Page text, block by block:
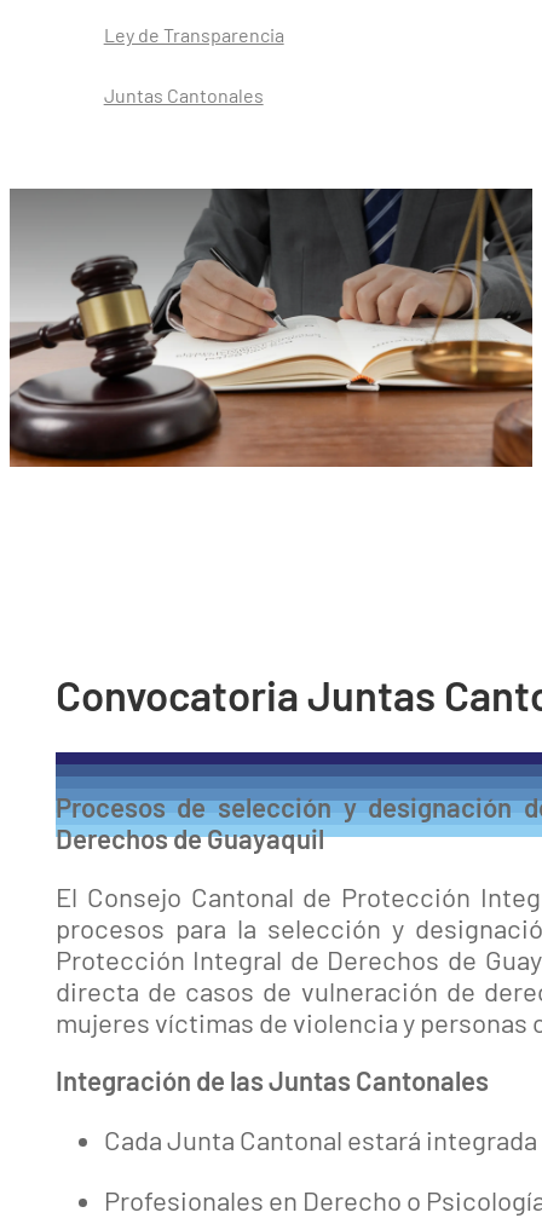
Ley de Transparencia
Juntas Cantonales
Convocatoria Juntas
Procesos de selección y designación
Derechos de Guayaquil
El Consejo Cantonal de Protección
procesos para la selección y
Protección Integral de Derechos de
directa de casos de vulneración de
mujeres víctimas de violencia y personas
Integración de las Juntas Cantonales
Cada Junta Cantonal estará
Profesionales en Derecho o